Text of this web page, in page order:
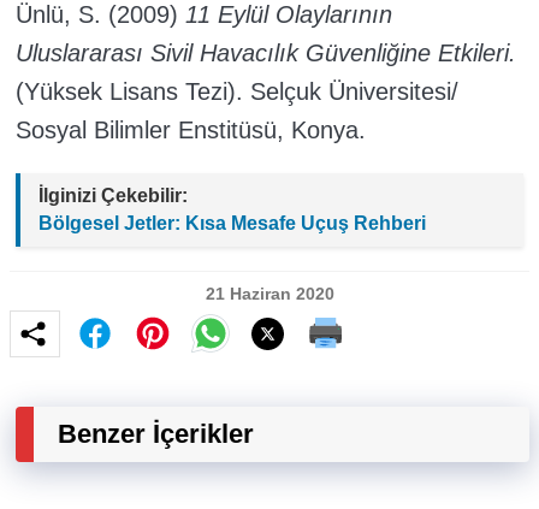
Ünlü, S. (2009) 11 Eylül Olaylarının
Uluslararası Sivil Havacılık Güvenliğine Etkileri.
(Yüksek Lisans Tezi). Selçuk Üniversitesi/
Sosyal Bilimler Enstitüsü, Konya.
İlginizi Çekebilir:
Bölgesel Jetler: Kısa Mesafe Uçuş Rehberi
21 Haziran 2020
Benzer İçerikler